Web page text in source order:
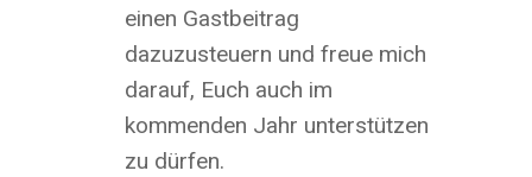
einen Gastbeitrag
dazuzusteuern und freue mich
darauf, Euch auch im
kommenden Jahr unterstützen
zu dürfen.